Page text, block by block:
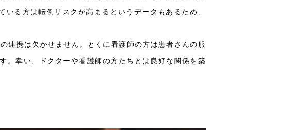
る方は転倒リスクが高まるというデータもあるため、
連携は欠かせません。とくに看護師の方は患者さんの服
。幸い、ドクターや看護師の方たちとは良好な関係を築